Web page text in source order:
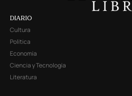
DIARIO
Cultura
Política
Economía
Ciencia y Tecnología
Literatura